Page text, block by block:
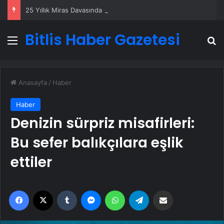
Menü
Bitlis Haber Gazetesi
Anasayfa / Haber
Haber
Denizin sürpriz misafirleri:
Bu sefer balıkçılara eşlik
ettiler
Facebook Tumblr MessengerWhatsApp